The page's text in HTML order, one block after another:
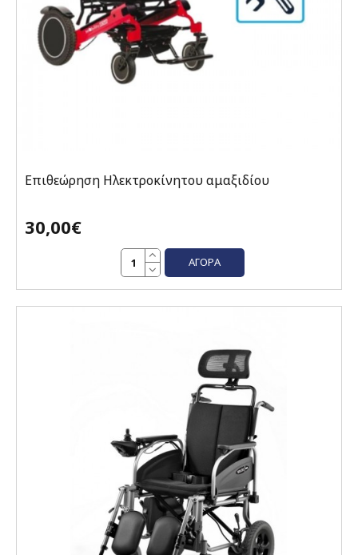
Επιθεώρηση Hλεκτροκίνητου αμαξιδίου
30,00€
ΑΓΟΡΆ